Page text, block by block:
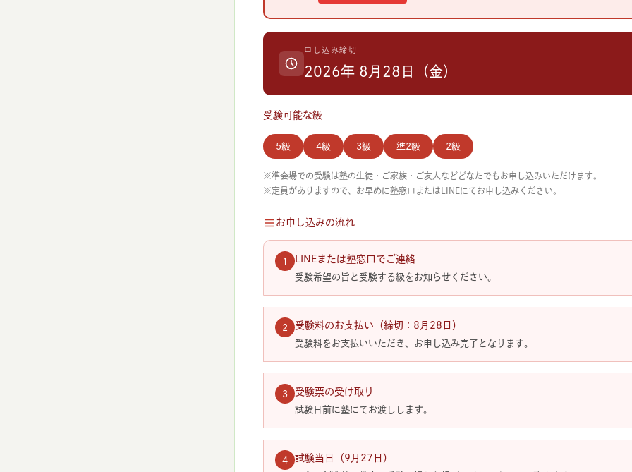
申し込み締切
2026年 8月28日（金）
受験可能な級
5級 4級 3級 準2級 2級
※準会場での受験は塾の生徒・ご家族・ご友人などどなたでもお申し込みいただけます。
※定員がありますので、お早めに塾窓口またはLINEにてお申し込みください。
お申し込みの流れ
1 LINEまたは塾窓口でご連絡
受験希望の旨と受験する級をお知らせください。
2 受験料のお支払い（締切：8月28日）
受験料をお支払いいただき、お申し込み完了となります。
3 受験票の受け取り
試験日前に塾にてお渡しします。
4 試験当日（9月27日）